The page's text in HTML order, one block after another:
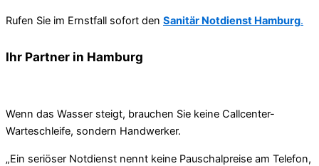
Rufen Sie im Ernstfall sofort den Sanitär Notdienst Hamburg.
Ihr Partner in Hamburg
Wenn das Wasser steigt, brauchen Sie keine Callcenter-
Warteschleife, sondern Handwerker.
„Ein seriöser Notdienst nennt keine Pauschalpreise am Telefon,